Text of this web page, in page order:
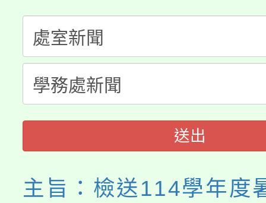
半價優惠，詳情可洽有
者。
份教師增能研習
大溪自造教育及科技中
份教師研習
淨零綠生活教案入校路
會
115年食農教育專業人
程
送出
主旨：檢送114學年度